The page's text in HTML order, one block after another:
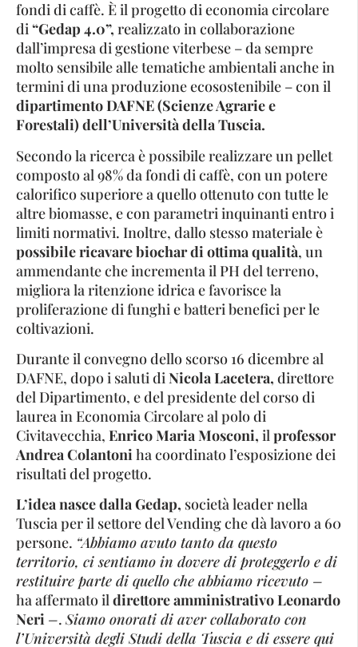
fondi di caffè. È il progetto di economia circolare
di“Gedap 4.0”, realizzato in collaborazione
dall’impresa di gestione viterbese – da sempre
molto sensibile alle tematiche ambientali anche in
termini di una produzione ecosostenibile – con il
dipartimento DAFNE (Scienze Agrarie e
Forestali) dell’Università della Tuscia.
Secondo la ricerca è possibile realizzare un pellet
composto al 98% da fondi di caffè, con un potere
calorifico superiore a quello ottenuto con tutte le
altre biomasse, e con parametri inquinanti entro i
limiti normativi. Inoltre, dallo stesso materiale è
possibile ricavare biochar di ottima qualità, un
ammendante che incrementa il PH del terreno,
migliora la ritenzione idrica e favorisce la
proliferazione di funghi e batteri benefici per le
coltivazioni.
Durante il convegno dello scorso 16 dicembre al
DAFNE, dopo i saluti diNicola Lacetera, direttore
del Dipartimento, e del presidente del corso di
laurea in Economia Circolare al polo di
Civitavecchia, Enrico Maria Mosconi, ilprofessor
Andrea Colantoniha coordinato l’esposizione dei
risultati del progetto.
L’idea nasce dalla Gedap, società leader nella
Tuscia per il settore del Vending che dà lavoro a 60
persone. “Abbiamo avuto tanto da questo
territorio, ci sentiamo in dovere di proteggerlo e di
restituire parte di quello che abbiamo ricevuto –
ha affermato ildirettore amministrativo Leonardo
Neri –.Siamo onorati di aver collaborato con
l’Università degli Studi della Tuscia e di essere qui